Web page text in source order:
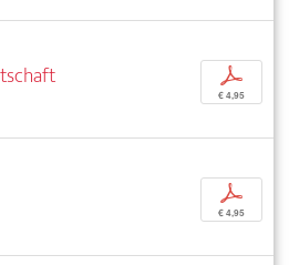
p
€ 4,95
p
€ 4,95